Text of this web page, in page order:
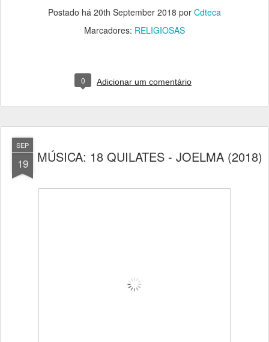
Postado há 20th September 2018 por Cdteca
Marcadores: RELIGIOSAS
0 Adicionar um comentário
SEP
19 MÚSICA: 18 QUILATES - JOELMA (2018)